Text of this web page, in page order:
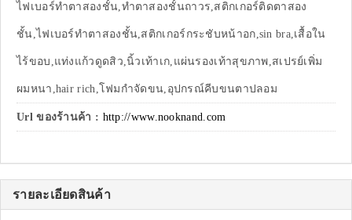
ไฟเบอร์ทำตาสองชั้น,ทำตาสองชั้นถาวร,สติกเกอร์ติดตาสอง
ชั้น,ไฟเบอร์ทำตาสองชั้น,สติกเกอร์กระชับหน้าอก,sin bra,เสื้อใน
ไร้ขอบ,แท่งแก้วดูดสิว,นิ้วเท้าเก,แผ่นรองเท้าสุขภาพ,สเปรย์เพิ่ม
ผมหนา,hair rich,โฟมกำจัดขน,อุปกรณ์คีบขนตาปลอม
Url ของร้านค้า : http://www.nooknand.com
รายละเอียดสินค้า